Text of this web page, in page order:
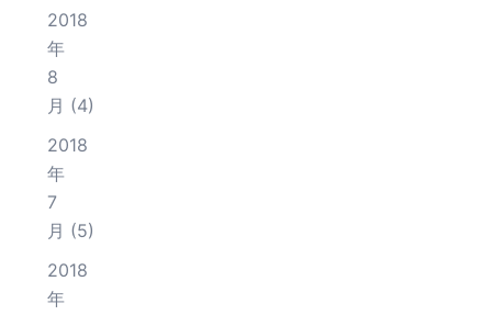
2018
年
8
月 (4)
2018
年
7
月 (5)
2018
年